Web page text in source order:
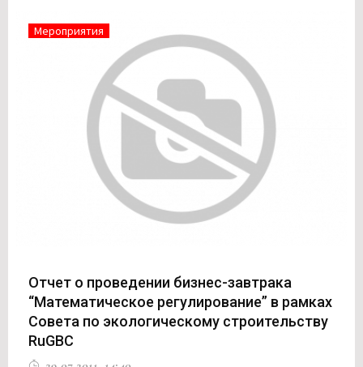
Мероприятия
Отчет о проведении бизнес-завтрака
“Математическое регулирование” в рамках
Совета по экологическому строительству
RuGBC